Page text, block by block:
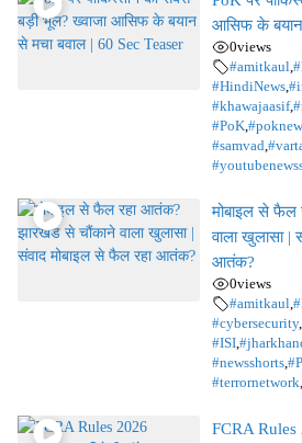
आसिफ के
0views
#amitkaul,
#HindiNews,
#khawajaasif,
#PoK,
#samvad,
मोबाइल से
वाला खुलासा |
आतंक?
0views
#amitkaul,
#cybersecurity,
#ISI,
#newsshorts,
#terrornetwork,
FCRA Rules